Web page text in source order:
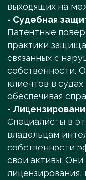
выходящих на
- Судебная
Патентные
практики
связанных с
собственности.
клиентов в
обеспечивая
-
Специалисты в
владельцам
собственности
свои активы.